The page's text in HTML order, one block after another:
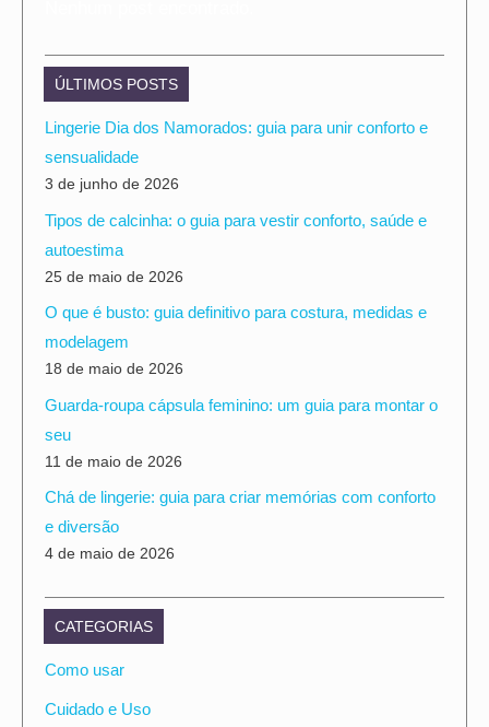
ÚLTIMOS POSTS
Lingerie Dia dos Namorados: guia para unir conforto e
sensualidade
3 de junho de 2026
Tipos de calcinha: o guia para vestir conforto, saúde e
autoestima
25 de maio de 2026
O que é busto: guia definitivo para costura, medidas e
modelagem
18 de maio de 2026
Guarda-roupa cápsula feminino: um guia para montar o
seu
11 de maio de 2026
Chá de lingerie: guia para criar memórias com conforto
e diversão
4 de maio de 2026
CATEGORIAS
Como usar
Cuidado e Uso